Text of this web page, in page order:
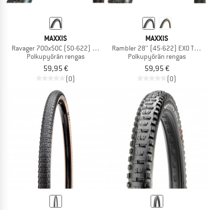
MAXXIS
Ravager 700x50C (50-622) EXO TR
Polkupyörän rengas
59,95 €
(0)
MAXXIS
Rambler 28'' (45-622) EXO TR
Polkupyörän rengas
59,95 €
(0)